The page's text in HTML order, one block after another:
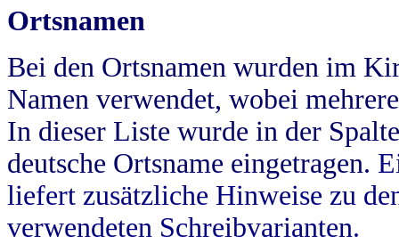
Ortsnamen
Bei den Ortsnamen wurden im
Namen verwendet, wobei
In dieser Liste wurde in der
deutsche Ortsname eingetragen.
liefert zusätzliche Hinweise zu
verwendeten Schreibvarianten.